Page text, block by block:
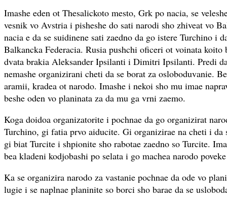
Imashe eden ot Thesalickoto mesto, Grk po nacia, se
vesnik vo Avstria i pisheshe do sati narodi sho zhiveat vo
nacia e da se suidinene sati zaedno da go istere Turchino i
Balkancka Federacia. Rusia pushchi oficeri ot voinata koito
dvata brakia Aleksander Ipsilanti i Dimitri Ipsilanti. Predi
nemashe organizirani cheti da se borat za osloboduvanie.
aramii, kradea ot narodo. Imashe i nekoi sho mu imae
beshe oden vo planinata za da mu ga vrni zaemo.
Koga doidoa organizatorite i pochnae da go organizirat
Turchino, gi fatia prvo aiducite. Gi organizirae na cheti i da
gi biat Turcite i shpionite sho rabotae zaedno so Turcite.
bea kladeni kodjobashi po selata i go machea narodo
Ka se organizira narodo za vastanie pochnae da ode vo
lugie i se naplnae planinite so borci sho barae da se